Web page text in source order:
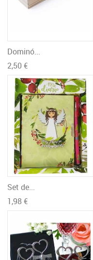
Dominó...
2,50 €
Set de...
1,98 €